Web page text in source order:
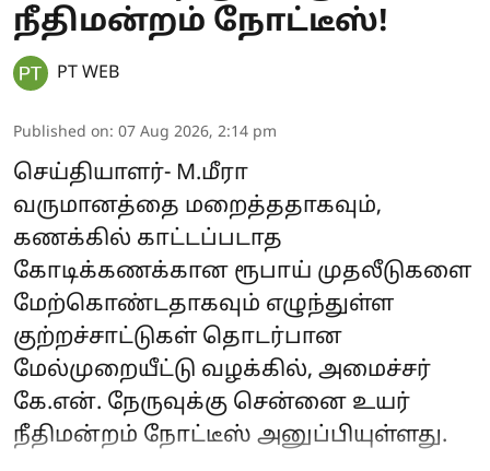
நீதிமன்றம் நோட்டீஸ்!
PT WEB
Published on: 07 Aug 2026, 2:14 pm
செய்தியாளர்- M.மீரா
வருமானத்தை மறைத்ததாகவும்,
கணக்கில் காட்டப்படாத
கோடிக்கணக்கான ரூபாய் முதலீடுகளை
மேற்கொண்டதாகவும் எழுந்துள்ள
குற்றச்சாட்டுகள் தொடர்பான
மேல்முறையீட்டு வழக்கில், அமைச்சர்
கே.என். நேருவுக்கு சென்னை உயர்
நீதிமன்றம் நோட்டீஸ் அனுப்பியுள்ளது.